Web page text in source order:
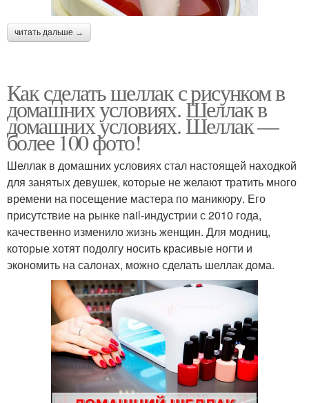
читать дальше →
Как сделать шеллак с рисунком в
домашних условиях. Шеллак в
домашних условиях. Шеллак —
более 100 фото!
Шеллак в домашних условиях стал настоящей находкой
для занятых девушек, которые не желают тратить много
времени на посещение мастера по маникюру. Его
присутствие на рынке nail-индустрии с 2010 года,
качественно изменило жизнь женщин. Для модниц,
которые хотят подолгу носить красивые ногти и
экономить на салонах, можно сделать шеллак дома.